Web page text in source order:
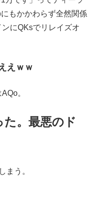
もかかわらず全然関係
にQKsでリレイズオ
えｗｗ
。
。最悪のド
まう。